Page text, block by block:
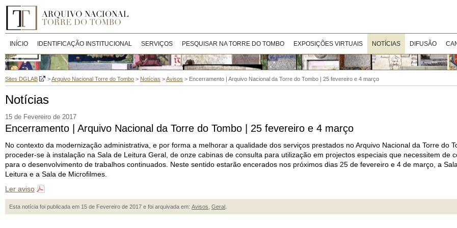
INÍCIO IDENTIFICAÇÃO INSTITUCIONAL SERVIÇOS PESQUISAR NA TORRE DO TOMBO EXPOSIÇÕES VIRTUAIS NOTÍCIAS DIFUSÃO
Sites DGLAB >Arquivo Nacional Torre do Tombo > Notícias >Avisos > Encerramento | Arquivo Nacional da Torre do Tombo | 25 fevereiro e 4 março
Notícias
15 de Fevereiro de 2017
Encerramento | Arquivo Nacional da Torre do Tombo | 25 fevereiro e 4 março
No contexto da modernização administrativa, e por forma a melhorar a qualidade dos serviços prestados no Arquivo Nacional da Torre do
proceder-se à instalação na Sala de Leitura Geral, de onze cabinas de consulta para utilização em projectos especiais que necessitem de
para o desenvolvimento de trabalhos continuados. Neste sentido estarão encerados nos próximos dias 25 de fevereiro e 4 de março, a
Leitura e a Sala de Microfilmes.
Ler aviso
Esta notícia foi publicada em 15 de Fevereiro de 2017 e foi arquivada em: Avisos Geral